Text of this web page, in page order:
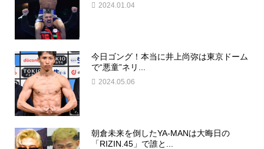
2024.01.04
今日ゴング！本当に井上尚弥は東京ドーム
で“悪童”ネリ...
2024.05.06
朝倉未来を倒したYA-MANは大晦日の
「RIZIN.45」で誰と...